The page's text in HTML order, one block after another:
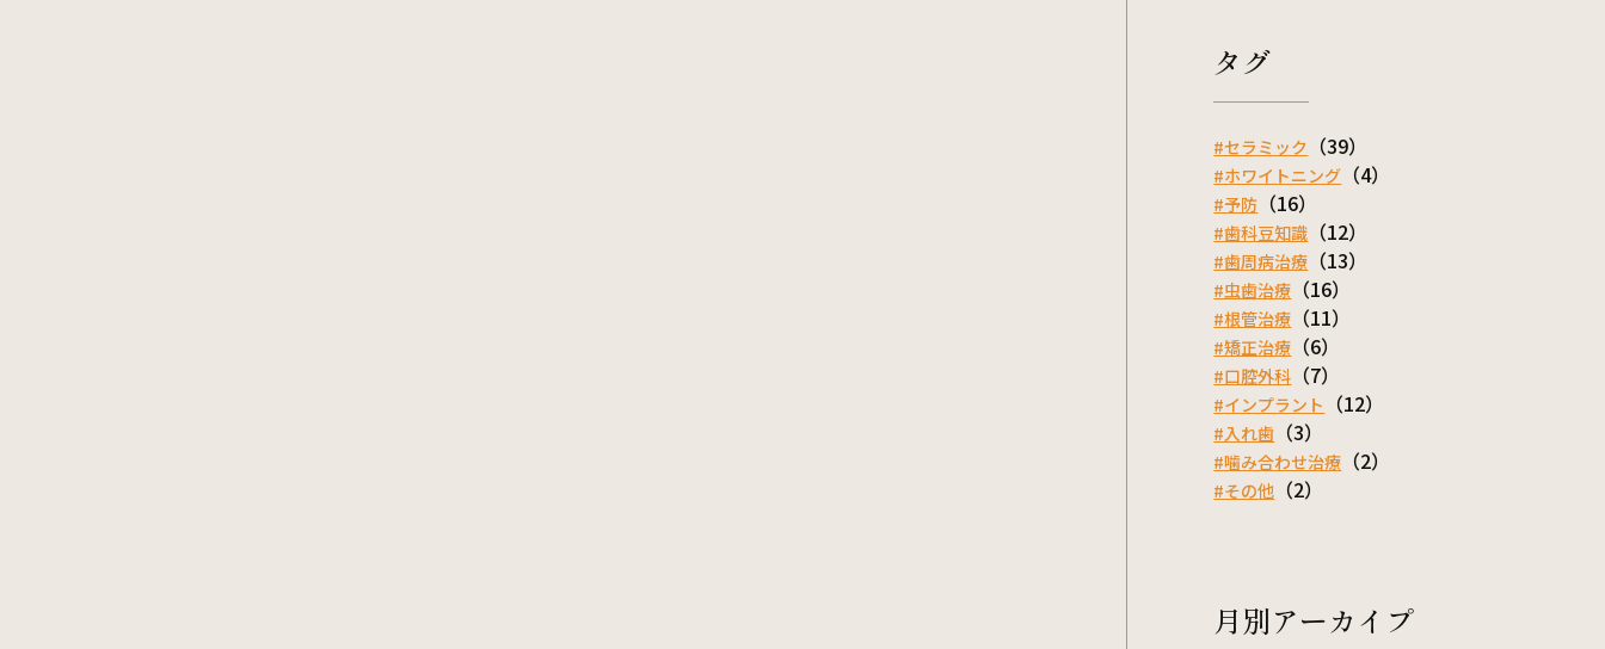
タグ
#セラミック （39）
#ホワイトニング （4）
#予防 （16）
#歯科豆知識 （12）
#歯周病治療 （13）
#虫歯治療 （16）
#根管治療 （11）
#矯正治療 （6）
#口腔外科 （7）
#インプラント （12）
#入れ歯 （3）
#噛み合わせ治療 （2）
#その他 （2）
月別アーカイプ